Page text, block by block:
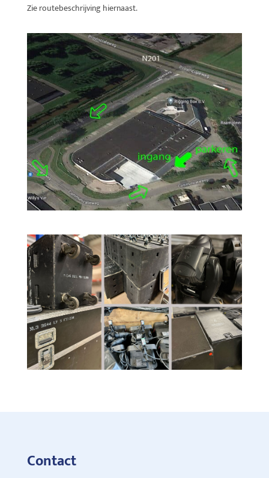
Zie routebeschrijving hiernaast.
Contact